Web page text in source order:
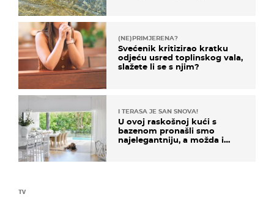
TV
(NE)PRIMJERENA?
Svećenik kritizirao kratku
odjeću usred toplinskog vala,
slažete li se s njim?
I TERASA JE SAN SNOVA!
U ovoj raskošnoj kući s
bazenom pronašli smo
najelegantniju, a možda i